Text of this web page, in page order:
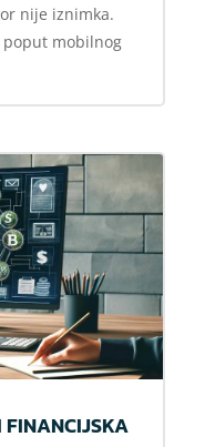
nije iznimka.
mobilnog